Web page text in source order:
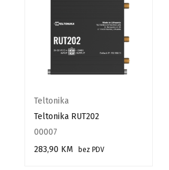
Teltonika
Teltonika RUT202
00007
283,90 KM
bez PDV